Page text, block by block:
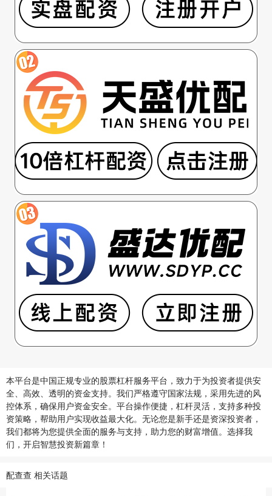
本平台是中国正规专业的股票杠杆服务平台，致力于为投资者提供安
全、高效、透明的资金支持。我们严格遵守国家法规，采用先进的风
控体系，确保用户资金安全。平台操作便捷，杠杆灵活，支持多种投
资策略，帮助用户实现收益最大化。无论您是新手还是资深投资者，
我们都将为您提供全面的服务与支持，助力您的财富增值。选择我
们，开启智慧投资新篇章！
配查查 相关话题